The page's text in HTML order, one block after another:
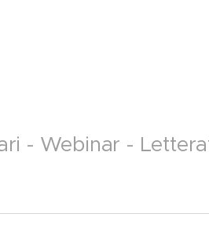
- Webinar -